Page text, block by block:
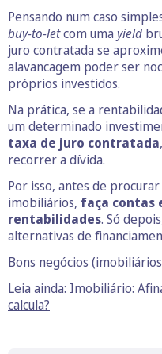
Pensando num caso
buy-to-letcom uma yield
juro contratada se
alavancagem poder ser
próprios investidos.
Na prática, se a
um determinado
taxa de juro contratada
recorrer a dívida.
Por isso, antes de
imobiliários, faça contas
rentabilidades. Só
alternativas de
Bons negócios
Leia ainda: Imobiliário:
calcula?